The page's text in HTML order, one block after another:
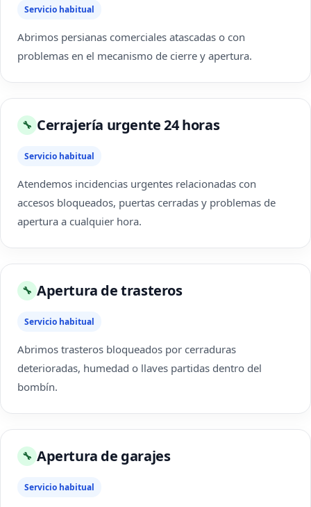
Servicio habitual
Abrimos persianas comerciales atascadas o con
problemas en el mecanismo de cierre y apertura.
🔧 Cerrajería urgente 24 horas
Servicio habitual
Atendemos incidencias urgentes relacionadas con
accesos bloqueados, puertas cerradas y problemas de
apertura a cualquier hora.
🔧 Apertura de trasteros
Servicio habitual
Abrimos trasteros bloqueados por cerraduras
deterioradas, humedad o llaves partidas dentro del
bombín.
🔧 Apertura de garajes
Servicio habitual